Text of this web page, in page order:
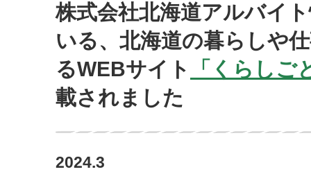
株式会社北海道アルバイ
いる、北海道の暮らしや
るWEBサイト
「くらしご
載されました
2024.3